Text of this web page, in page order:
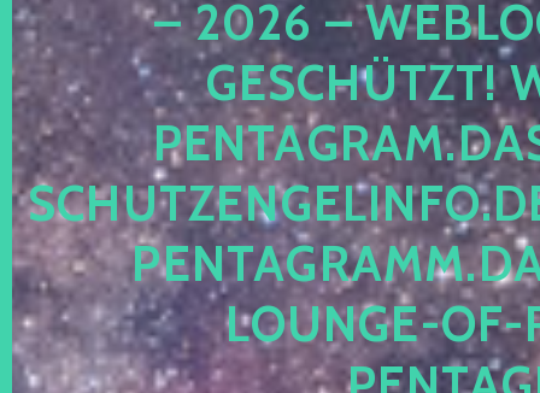
– 2026 –
ESCHÜTZT!
OUNGE-OF-